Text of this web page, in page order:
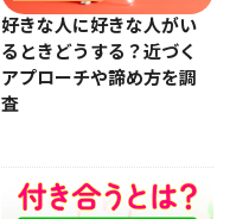
好きな人に好きな人がい
るときどうする？近づく
アプローチや諦め方を調
査